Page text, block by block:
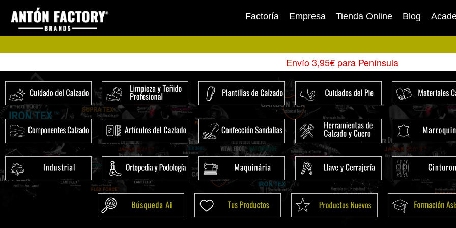
contenido
Factoría Empresa Tienda Online Blog
Envío 3,95€ para Península